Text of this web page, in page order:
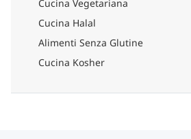
Cucina Vegetariana
Cucina Halal
Alimenti Senza Glutine
Cucina Kosher